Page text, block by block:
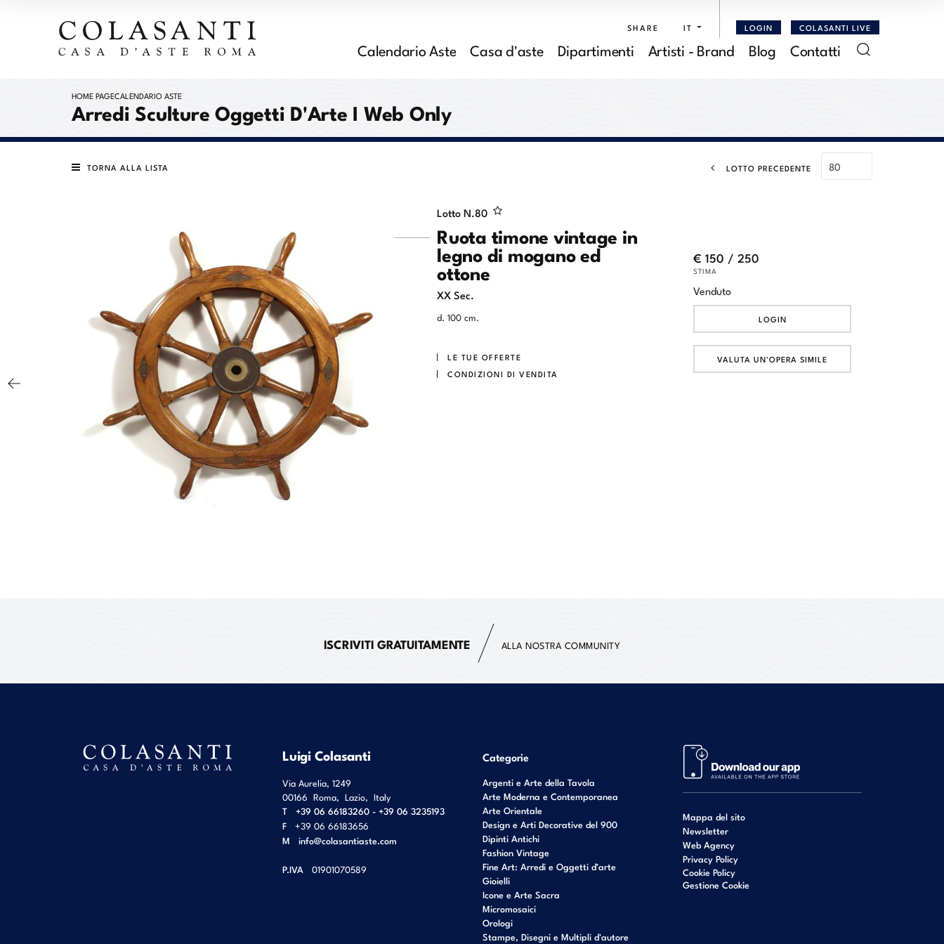
SHARE IT LOGIN COLASANTI LIVE
Calendario Aste Casa d'aste Dipartimenti Artisti - Brand Blog Contatti
HOME PAGECALENDARIO ASTE
Arredi Sculture Oggetti D'Arte I Web Only
TORNA ALLA LISTA LOTTO PRECEDENTE
Lotto N.80
Ruota timone vintage in
legno di mogano ed
ottone
XX Sec.
d. 100 cm.
LE TUE OFFERTE
CONDIZIONI DI VENDITA
€ 150 / 250
STIMA
Venduto
LOGIN
VALUTA UN'OPERA SIMILE
ISCRIVITI GRATUITAMENTE ALLA NOSTRA COMMUNITY
Luigi Colasanti
Via Aurelia, 1249
00166 Roma, Lazio, Italy
T
+39 06 66183260 - +39 06 3235193
F
+39 06 66183656
M info@colasantiaste.com
P.IVA 01901070589
Categorie
Argenti e Arte della Tavola
Arte Moderna e Contemporanea
Arte Orientale
Design e Arti Decorative del 900
Dipinti Antichi
Fashion Vintage
Fine Art: Arredi e Oggetti d’arte
Gioielli
Icone e Arte Sacra
Micromosaici
Orologi
Stampe, Disegni e Multipli d'autore
Mappa del sito
Newsletter
Web Agency
Privacy Policy
Cookie Policy
Gestione Cookie